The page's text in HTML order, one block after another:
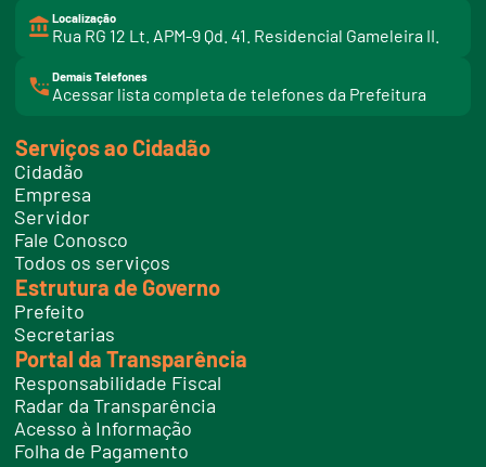
Localização
Rua RG 12 Lt. APM-9 Qd. 41. Residencial Gameleira II.
Demais Telefones
Acessar lista completa de telefones da Prefeitura
i
t
e
l
f
o
e
s
Serviços ao Cidadão
Cidadão
Empresa
Servidor
Fale Conosco
Todos os serviços
Estrutura de Governo
Prefeito
Secretarias
Portal da Transparência
Responsabilidade Fiscal
Radar da Transparência
Acesso à Informação
Folha de Pagamento